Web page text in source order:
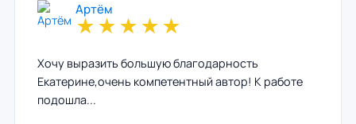
Артём
★★★★★
Хочу выразить большую благодарность
Екатерине,очень компетентный автор! К работе
подошла...